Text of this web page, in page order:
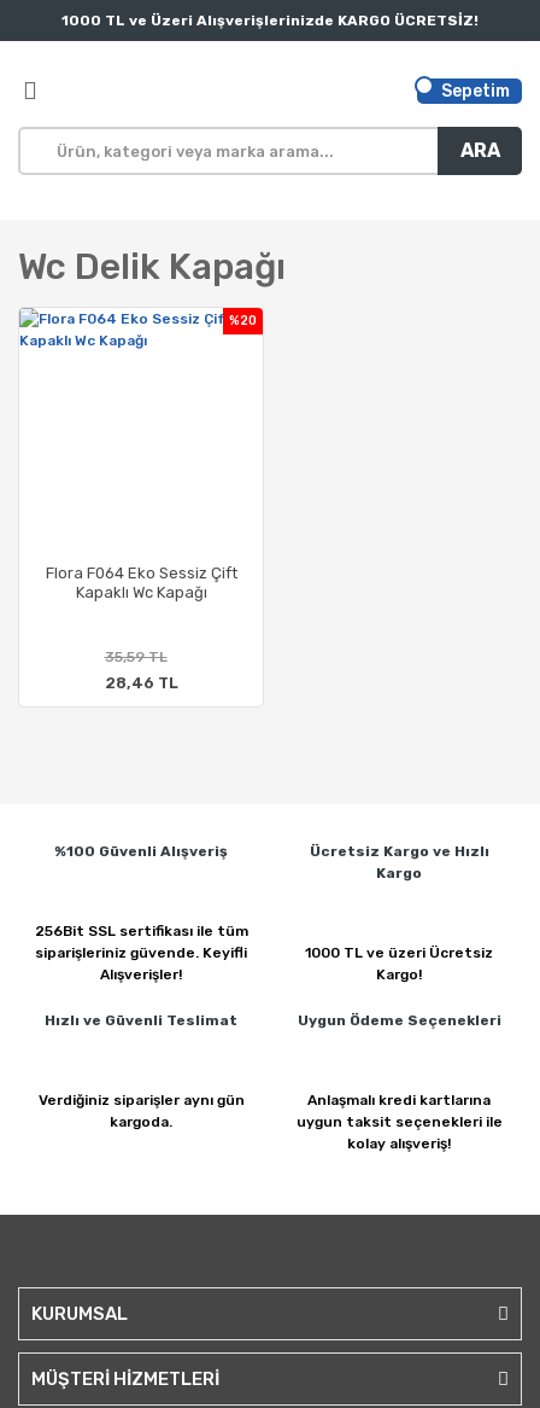
1000 TL ve Üzeri Alışverişlerinizde KARGO ÜCRETSİZ!
ARA
Sepetim
Wc Delik Kapağı
Flora F064 Eko Sessiz Çift
Kapaklı Wc Kapağı
%20
35,59 TL
28,46 TL
%100 Güvenli Alışveriş
256Bit SSL sertifikası ile tüm
siparişleriniz güvende. Keyifli
Alışverişler!
Ücretsiz Kargo ve Hızlı
Kargo
1000 TL ve üzeri Ücretsiz
Kargo!
Hızlı ve Güvenli Teslimat
Verdiğiniz siparişler aynı gün
kargoda.
Uygun Ödeme Seçenekleri
Anlaşmalı kredi kartlarına
uygun taksit seçenekleri ile
kolay alışveriş!
KURUMSAL
MÜŞTERİ HİZMETLERİ